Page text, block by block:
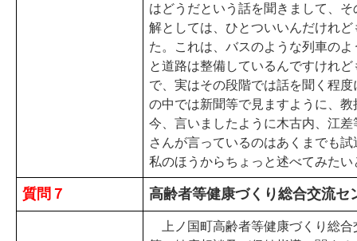
はどうだという話を聞きまして、
解としては、ひとついいんだけれ
た。これは、バスのような列車の
と道路は整備しているんですけれ
で、実はその段階では話を聞く程
の中では新聞等で見ますように、
今、言いましたように木古内、江
さんが言っているのはあくまでも
私のほうからちょっと述べてみた
質問７ 高齢者等健康づくり総合交流セ
上ノ国町高齢者等健康づくり総合